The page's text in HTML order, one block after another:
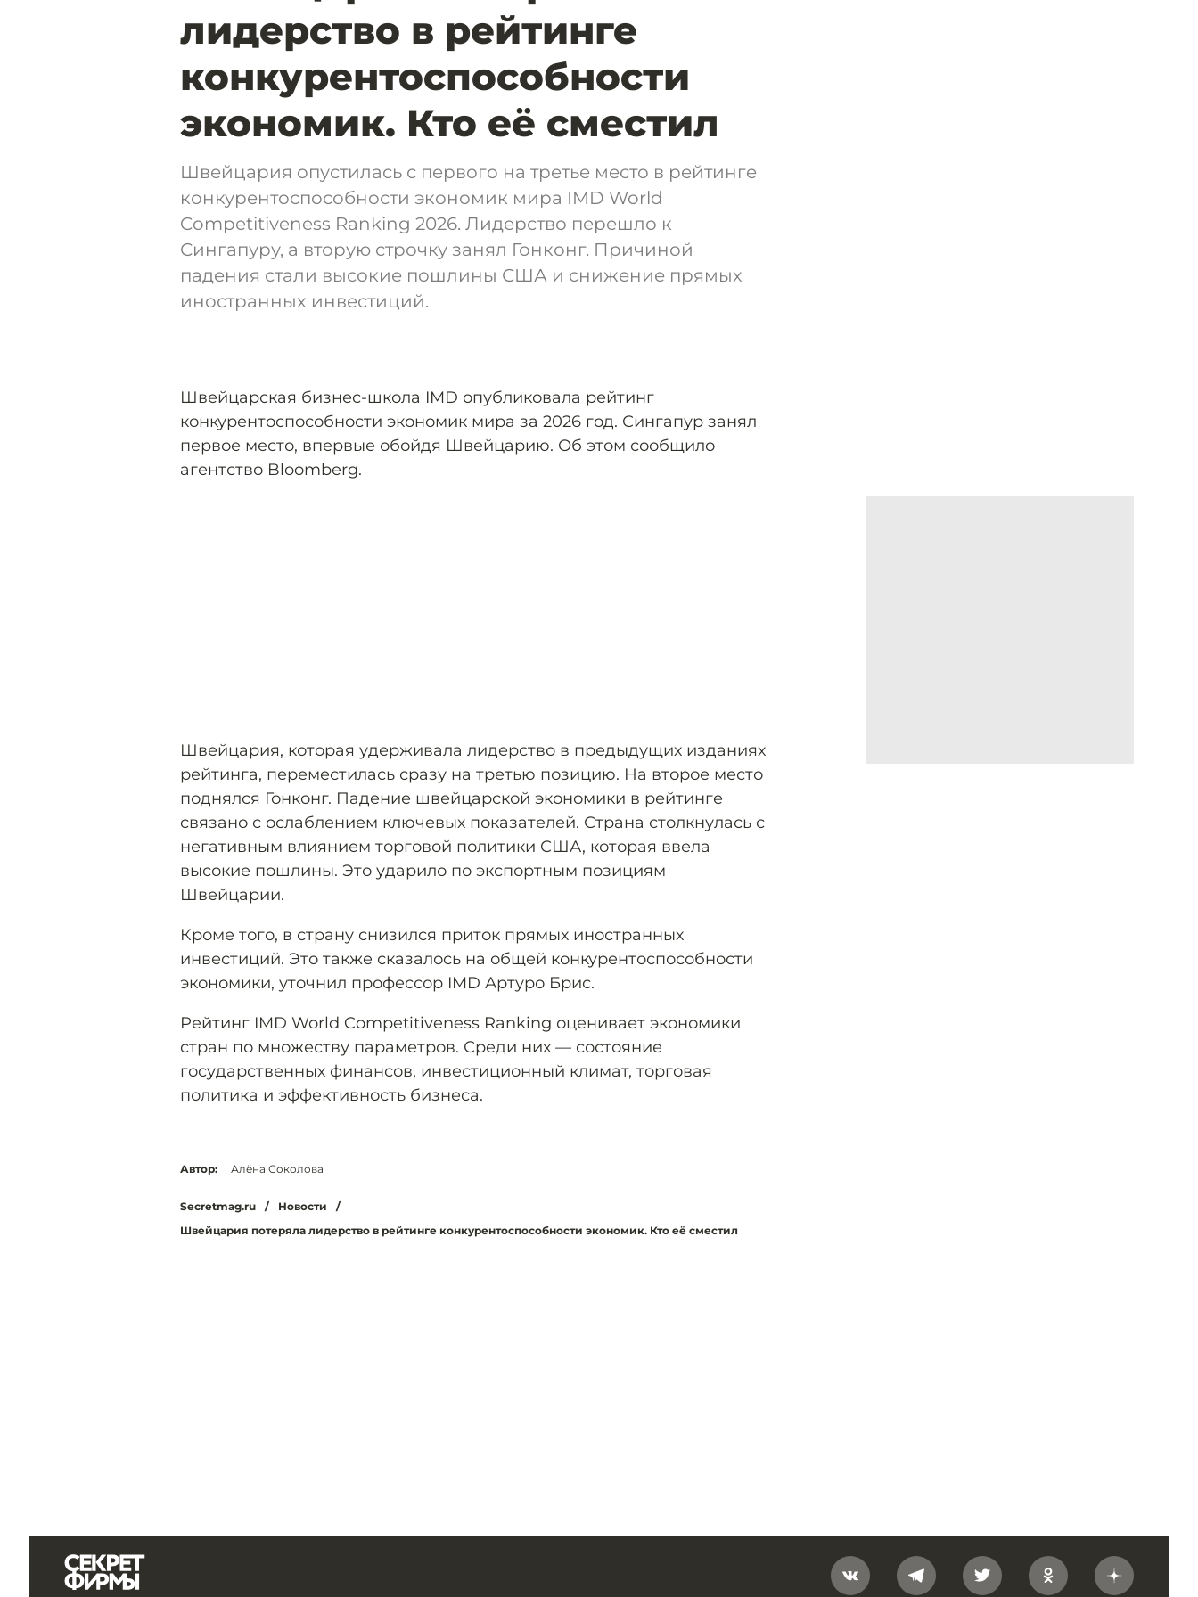
лидерство в рейтинге
конкурентоспособности
экономик. Кто её сместил
Швейцария опустилась с первого на третье место в рейтинге
конкурентоспособности экономик мира IMD World
Competitiveness Ranking 2026. Лидерство перешло к
Сингапуру, а вторую строчку занял Гонконг. Причиной
падения стали высокие пошлины США и снижение прямых
иностранных инвестиций.
Швейцарская бизнес-школа IMD опубликовала рейтинг
конкурентоспособности экономик мира за 2026 год. Сингапур занял
первое место, впервые обойдя Швейцарию. Об этом сообщило
агентство Bloomberg.
Швейцария, которая удерживала лидерство в предыдущих изданиях
рейтинга, переместилась сразу на третью позицию. На второе место
поднялся Гонконг. Падение швейцарской экономики в рейтинге
связано с ослаблением ключевых показателей. Страна столкнулась с
негативным влиянием торговой политики США, которая ввела
высокие пошлины. Это ударило по экспортным позициям
Швейцарии.
Кроме того, в страну снизился приток прямых иностранных
инвестиций. Это также сказалось на общей конкурентоспособности
экономики, уточнил профессор IMD Артуро Брис.
Рейтинг IMD World Competitiveness Ranking оценивает экономики
стран по множеству параметров. Среди них — состояние
государственных финансов, инвестиционный климат, торговая
политика и эффективность бизнеса.
Автор: Алёна Соколова
Secretmag.ru / Новости
/
Швейцария потеряла лидерство в рейтинге конкурентоспособности экономик. Кто её сместил